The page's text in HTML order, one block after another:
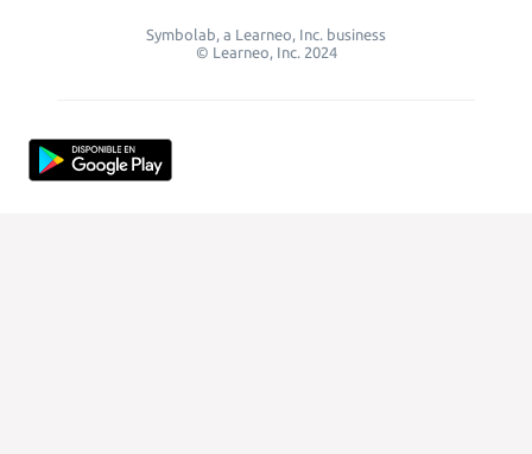
Symbolab, a Learneo, Inc. business
© Learneo, Inc. 2024